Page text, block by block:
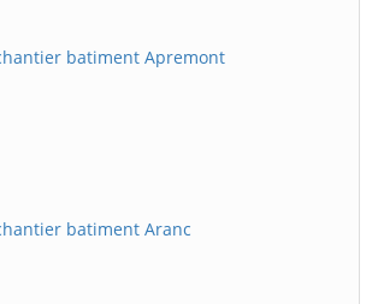
batiment Apremont
batiment Aranc